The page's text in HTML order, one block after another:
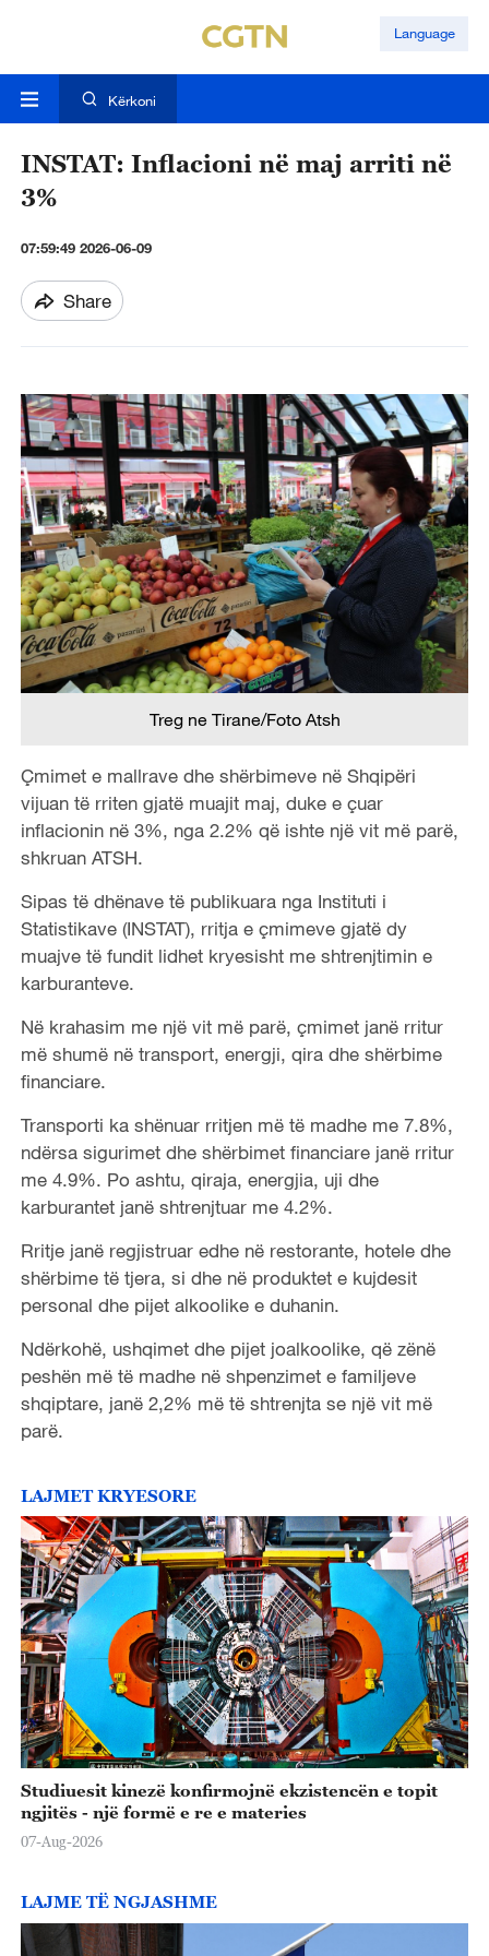
Language
Kërkoni
INSTAT: Inflacioni në maj arriti në
3%
07:59:49 2026-06-09
Share
Treg ne Tirane/Foto Atsh
Çmimet e mallrave dhe shërbimeve në Shqipëri
vijuan të rriten gjatë muajit maj, duke e çuar
inflacionin në 3%, nga 2.2% që ishte një vit më parë,
shkruan ATSH.
Sipas të dhënave të publikuara nga Instituti i
Statistikave (INSTAT), rritja e çmimeve gjatë dy
muajve të fundit lidhet kryesisht me shtrenjtimin e
karburanteve.
Në krahasim me një vit më parë, çmimet janë rritur
më shumë në transport, energji, qira dhe shërbime
financiare.
Transporti ka shënuar rritjen më të madhe me 7.8%,
ndërsa sigurimet dhe shërbimet financiare janë rritur
me 4.9%. Po ashtu, qiraja, energjia, uji dhe
karburantet janë shtrenjtuar me 4.2%.
Rritje janë regjistruar edhe në restorante, hotele dhe
shërbime të tjera, si dhe në produktet e kujdesit
personal dhe pijet alkoolike e duhanin.
Ndërkohë, ushqimet dhe pijet joalkoolike, që zënë
peshën më të madhe në shpenzimet e familjeve
shqiptare, janë 2,2% më të shtrenjta se një vit më
parë.
LAJMET KRYESORE
Studiuesit kinezë konfirmojnë ekzistencën e topit
ngjitës - një formë e re e materies
07-Aug-2026
LAJME TË NGJASHME